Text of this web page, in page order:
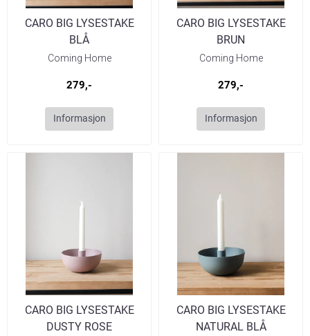
CARO BIG LYSESTAKE
BLÅ
Coming Home
279,-
Informasjon
CARO BIG LYSESTAKE
BRUN
Coming Home
279,-
Informasjon
CARO BIG LYSESTAKE
DUSTY ROSE
CARO BIG LYSESTAKE
NATURAL BLÅ